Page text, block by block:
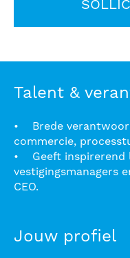
Talent &
• Brede
commercie,
• Geeft inspirerend
vestigingsmanagers
CEO.
Jouw profiel